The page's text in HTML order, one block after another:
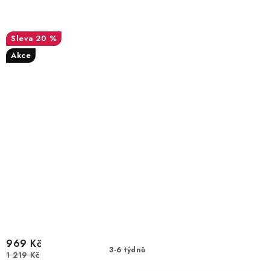
20 %
Akce
3-6 týdnů
969 Kč
1 219 Kč